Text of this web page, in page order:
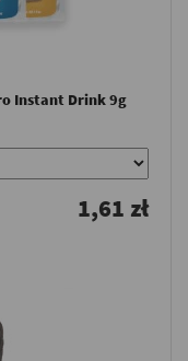
Instant Drink 9g
1,61 zł